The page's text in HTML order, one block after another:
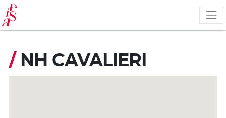
Pasar
al
contenido
principal
/ NH CAVALIERI